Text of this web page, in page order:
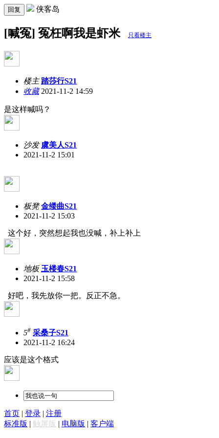
回复 侠客岛
[喊冤] 冤枉啊我是虾米 只看楼主
楼主 踏莎行S21
收藏2021-11-2 14:59
是这样喊吗？
沙发 虞美人S21
2021-11-2 15:01
板凳 金缕曲S21
2021-11-2 15:03
这个好，突然想起我也没喊，补上补上
地板 玉楼春S21
2021-11-2 15:58
好吧，我先放你一把。反正不急。
5# 采桑子S21
2021-11-2 16:24
应该是这个格式
首页 | 登录 | 注册
标准版 | 触屏版 | 电脑版 | 客户端